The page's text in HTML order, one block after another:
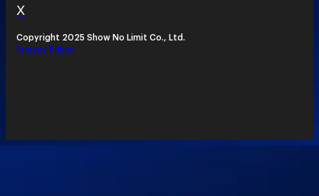
X
Copyright 2025 Show No Limit Co., Ltd.
Privacy Policy